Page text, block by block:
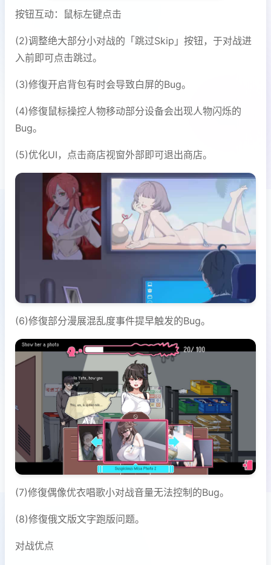
按钮互动：鼠标左键点击
(2)调整绝大部分小对战的「跳过Skip」按钮，于对战进
入前即可点击跳过。
(3)修復开启背包有时会导致白屏的Bug。
(4)修復鼠标操控人物移动部分设备会出现人物闪烁的
Bug。
(5)优化UI，点击商店视窗外部即可退出商店。
(6)修復部分漫展混乱度事件提早触发的Bug。
(7)修復偶像优衣唱歌小对战音量无法控制的Bug。
(8)修復俄文版文字跑版问题。
对战优点